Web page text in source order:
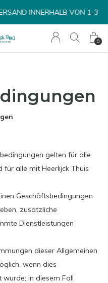
0
VON 1-3 TAGEN*
gelten für alle
für alle mit Heerlijck Thuis
Geschäftsbedingungen
zusätzliche
Dienstleistungen
dieser Allgemeinen
wenn dies
wurde; in diesem Fall